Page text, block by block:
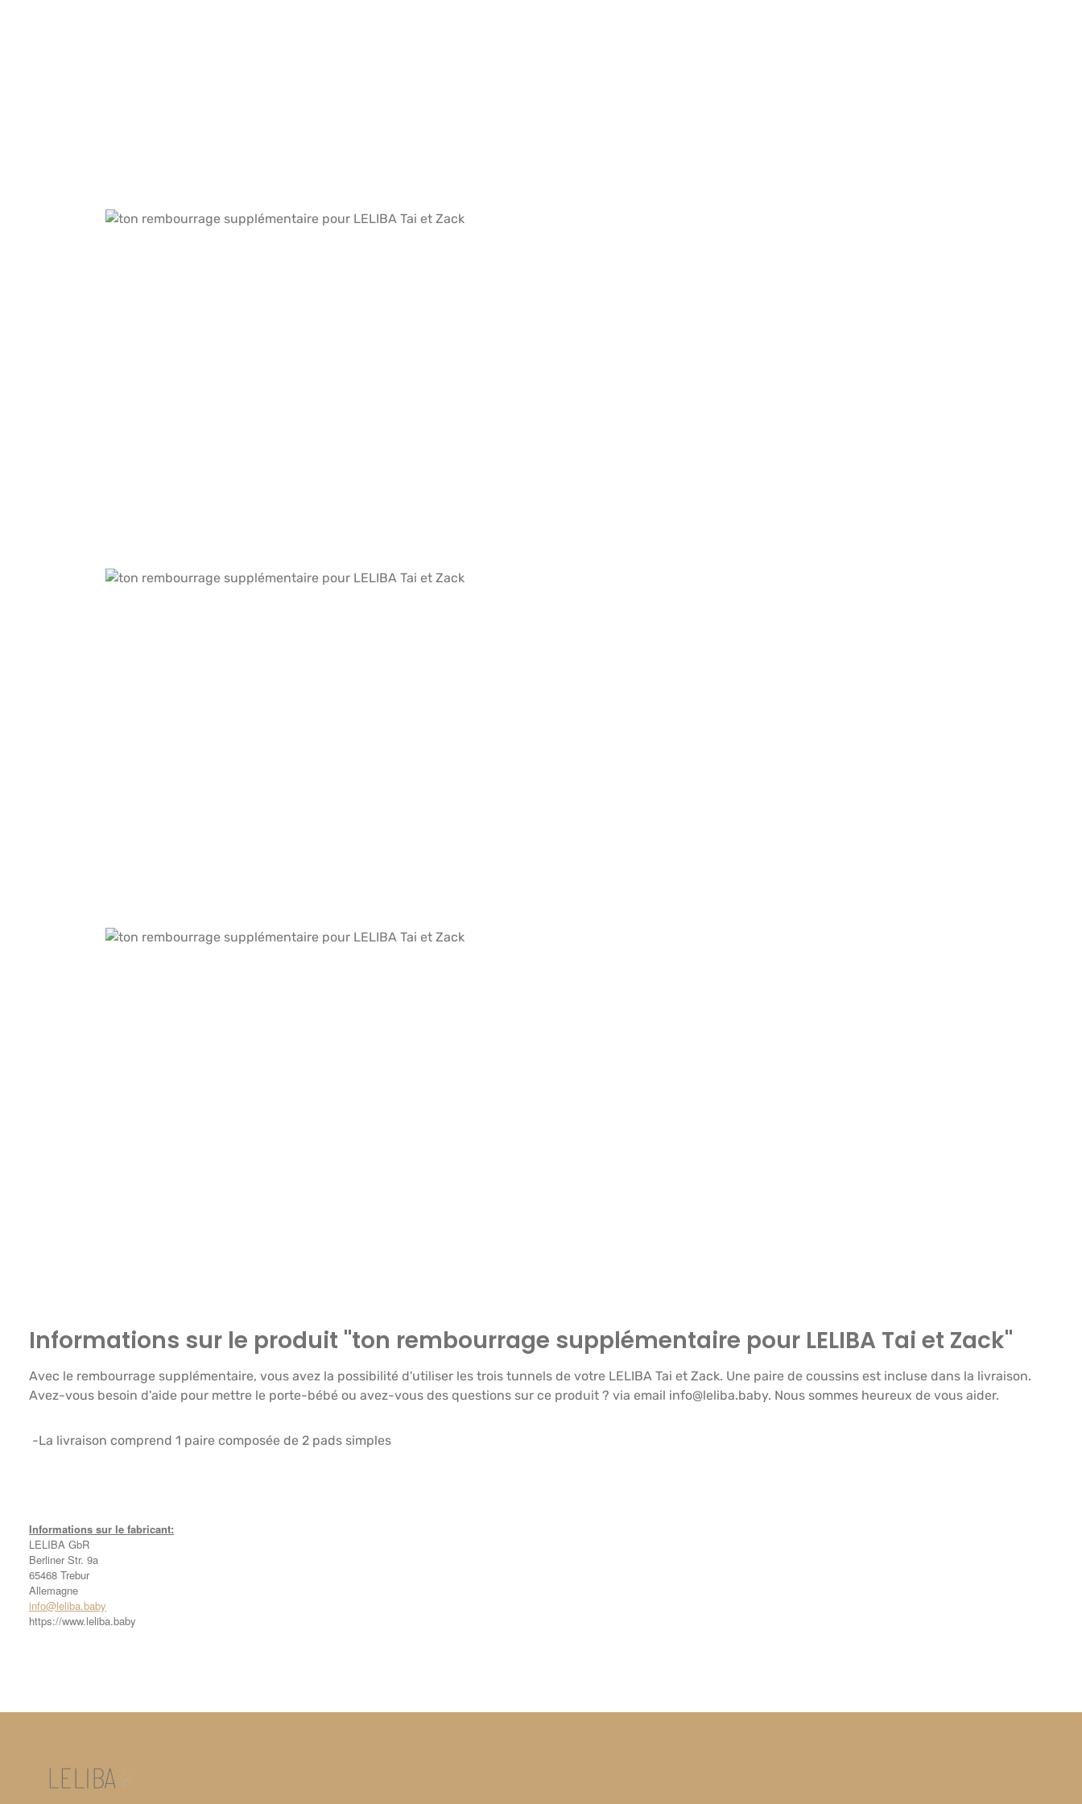
Informations sur le produit "ton rembourrage supplémentaire pour LELIBA Tai et Zack"
Avec le rembourrage supplémentaire, vous avez la possibilité d'utiliser les trois tunnels de votre LELIBA Tai et Zack. Une paire de coussins est incluse dans la livraison.
Avez-vous besoin d'aide pour mettre le porte-bébé ou avez-vous des questions sur ce produit ? via email info@leliba.baby. Nous sommes heureux de vous aider.
-La livraison comprend 1 paire composée de 2 pads simples
Informations sur le fabricant:
LELIBA GbR
Berliner Str. 9a
65468 Trebur
Allemagne
info@leliba.baby
https://www.leliba.baby